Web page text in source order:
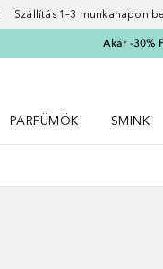
Szállítás 1–3 munkanapon
Akár -30%
PARFÜMÖK
SMINK